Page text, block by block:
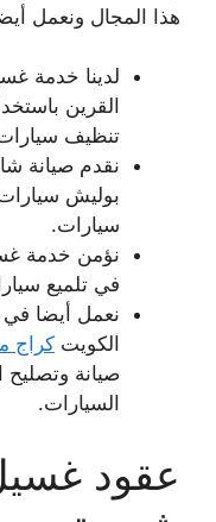
هذا المجال ونعمل
لدينا خدمة
القرين
تنظيف
نقدم صيانة
بوليش
سيارات.
نؤمن خدمة
في تلميع
نعمل أيضا في
الكويت كراج
صيانة وتصليح
السيارات.
عقود